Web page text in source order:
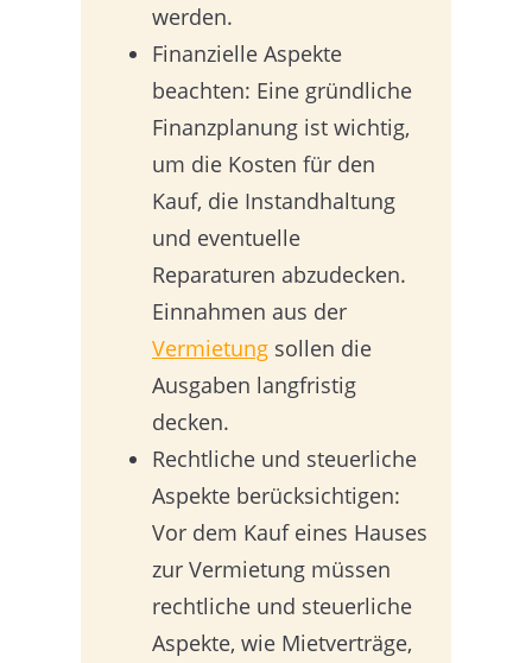
werden.
Finanzielle Aspekte
beachten: Eine gründliche
Finanzplanung ist wichtig,
um die Kosten für den
Kauf, die Instandhaltung
und eventuelle
Reparaturen abzudecken.
Einnahmen aus der
Vermietung sollen die
Ausgaben langfristig
decken.
Rechtliche und steuerliche
Aspekte berücksichtigen:
Vor dem Kauf eines Hauses
zur Vermietung müssen
rechtliche und steuerliche
Aspekte, wie Mietverträge,